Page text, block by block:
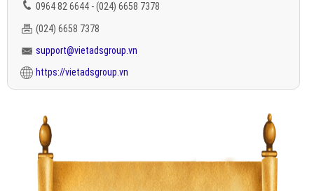
0964 82 6644 - (024) 6658 7378
(024) 6658 7378
support@vietadsgroup.vn
https://vietadsgroup.vn